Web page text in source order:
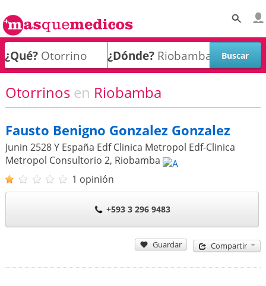
¿Qué? ¿Dónde?
Otorrinos en Riobamba
Fausto Benigno Gonzalez Gonzalez
Junin 2528 Y España Edf Clinica Metropol Edf-Clinica
Metropol Consultorio 2, Riobamba
1 opinión
+593 3 296 9483
Guardar Compartir